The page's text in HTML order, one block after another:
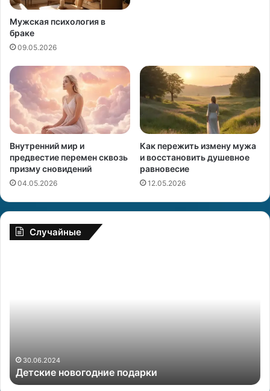
Мужская психология в
браке
09.05.2026
Внутренний мир и
предвестие перемен сквозь
призму сновидений
04.05.2026
Как пережить измену мужа
и восстановить душевное
равновесие
12.05.2026
Случайные
о
30.06.2024
Детские новогодние подарки